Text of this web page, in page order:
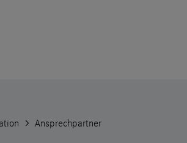
der Seite
Ansprechpartner